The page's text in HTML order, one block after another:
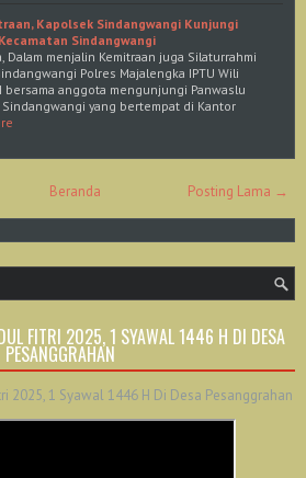
Kapolsek Sindangwangi Kunjungi
Sindangwangi
Dalam menjalin Kemitraan juga Silaturrahmi
Polres Majalengka IPTU Wili
bersama anggota mengunjungi Panwaslu
Sindangwangi yang bertempat di Kantor
Posting Lama →
Beranda
FITRI 2025, 1 SYAWAL 1446 H DI DESA
PESANGGRAHAN
2025, 1 Syawal 1446 H Di Desa Pesanggrahan